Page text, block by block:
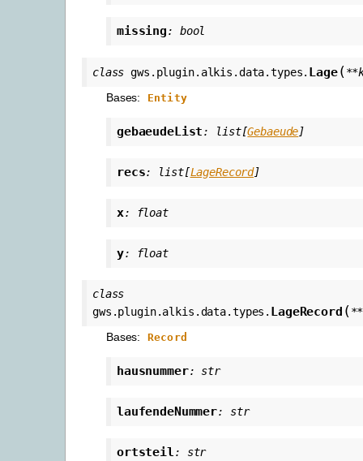
missing: bool
class gws.plugin.alkis.data.types. Lage(**
Bases:
Entity
gebaeudeList: list[Gebaeude]
recs: list[LageRecord]
x: float
y: float
class
gws.plugin.alkis.data.types. LageRecord (**
Bases:
Record
hausnummer: str
laufendeNummer: str
ortsteil: str